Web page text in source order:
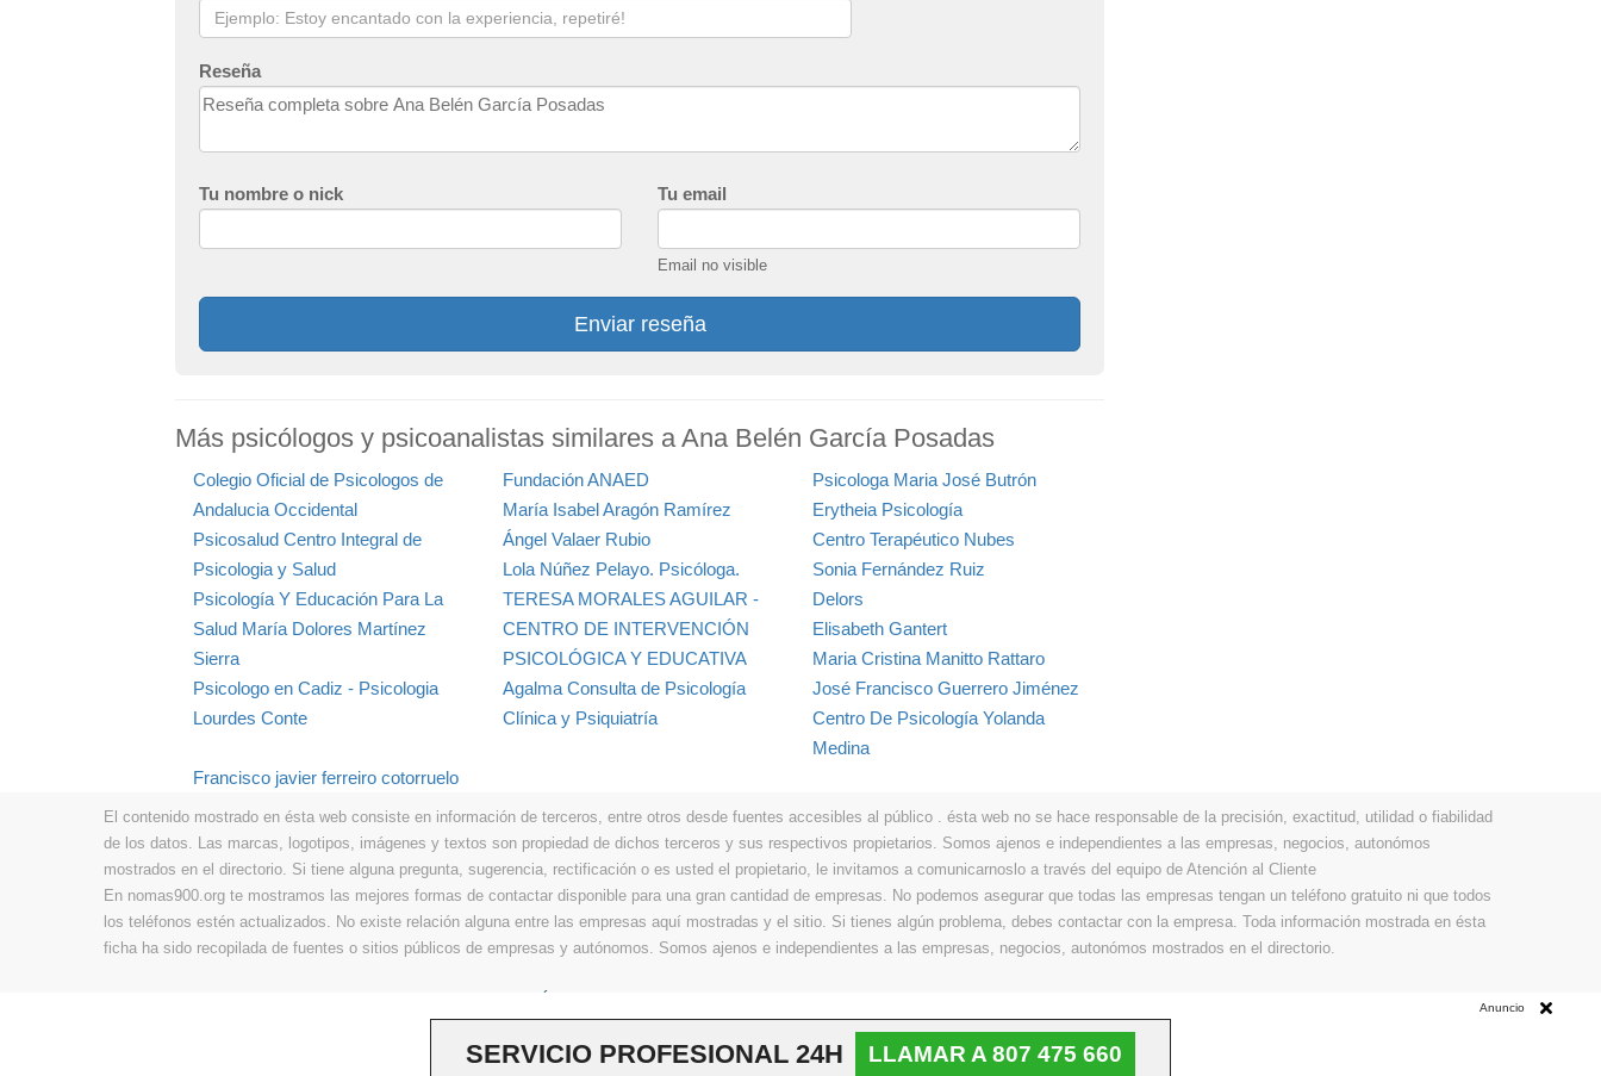
Reseña
Tu nombre o nick Tu email
Email no visible
Enviar reseña
Más psicólogos y psicoanalistas similares a Ana Belén García Posadas
Colegio Oficial de Psicologos de
Andalucia Occidental
Fundación ANAED
Psicologa Maria José Butrón
María Isabel Aragón Ramírez
Erytheia Psicología
Psicosalud Centro Integral de
Psicologia y Salud
Ángel Valaer Rubio
Centro Terapéutico Nubes
Lola Núñez Pelayo. Psicóloga.
Sonia Fernández Ruiz
Psicología Y Educación Para La
Salud María Dolores Martínez
Sierra
TERESA MORALES AGUILAR -
CENTRO DE INTERVENCIÓN
PSICOLÓGICA Y EDUCATIVA
Delors
Elisabeth Gantert
Maria Cristina Manitto Rattaro
Psicologo en Cadiz - Psicologia
Lourdes Conte
Agalma Consulta de Psicología
Clínica y Psiquiatría
José Francisco Guerrero Jiménez
Centro De Psicología Yolanda
Medina
Francisco javier ferreiro cotorruelo
El contenido mostrado en ésta web consiste en información de terceros, entre otros desde fuentes accesibles al público . ésta web no se hace responsable de la precisión, exactitud, utilidad o fiabilidad
de los datos. Las marcas, logotipos, imágenes y textos son propiedad de dichos terceros y sus respectivos propietarios. Somos ajenos e independientes a las empresas, negocios, autonómos
mostrados en el directorio. Si tiene alguna pregunta, sugerencia, rectificación o es usted el propietario, le invitamos a comunicarnoslo a través del equipo de Atención al Cliente
En nomas900.org te mostramos las mejores formas de contactar disponible para una gran cantidad de empresas. No podemos asegurar que todas las empresas tengan un teléfono gratuito ni que todos
los teléfonos estén actualizados. No existe relación alguna entre las empresas aquí mostradas y el sitio. Si tienes algún problema, debes contactar con la empresa. Toda información mostrada en ésta
ficha ha sido recopilada de fuentes o sitios públicos de empresas y autónomos. Somos ajenos e independientes a las empresas, negocios, autonómos mostrados en el directorio.
Anuncio
SERVICIO PROFESIONAL 24H LLAMAR A 807 475 660